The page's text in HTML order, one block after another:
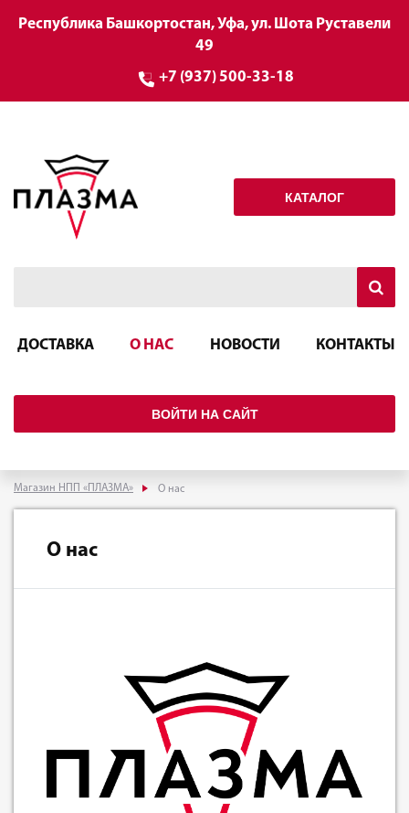
Республика Башкортостан, Уфа, ул. Шота Руставели
49
+7 (937) 500-33-18
КАТАЛОГ
ДОСТАВКА О НАС НОВОСТИ КОНТАКТЫ
ВОЙТИ НА САЙТ
Магазин НПП «ПЛАЗМА» О нас
О нас